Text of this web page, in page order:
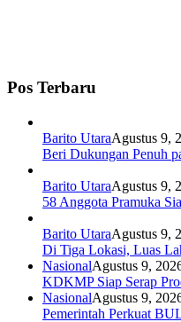
Pos Terbaru
Barito UtaraAgustus 9,
Beri Dukungan Penuh
Barito UtaraAgustus 9,
58 Anggota Pramuka
Barito UtaraAgustus 9,
Di Tiga Lokasi, Luas
NasionalAgustus 9,
KDKMP Siap Serap
NasionalAgustus 9,
Pemerintah Perkuat